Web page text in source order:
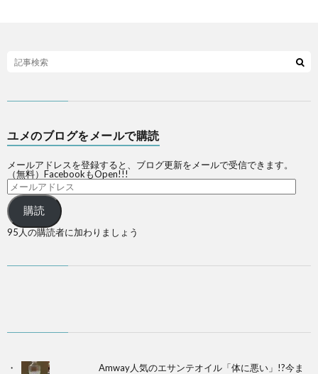
ユメのブログをメールで購読
メールアドレスを登録すると、ブログ更新をメールで受信できます。
（無料）FacebookもOpen!!!
購読
95人の購読者に加わりましょう
Amway人気のエサンテオイル「体に悪い」!?今ま